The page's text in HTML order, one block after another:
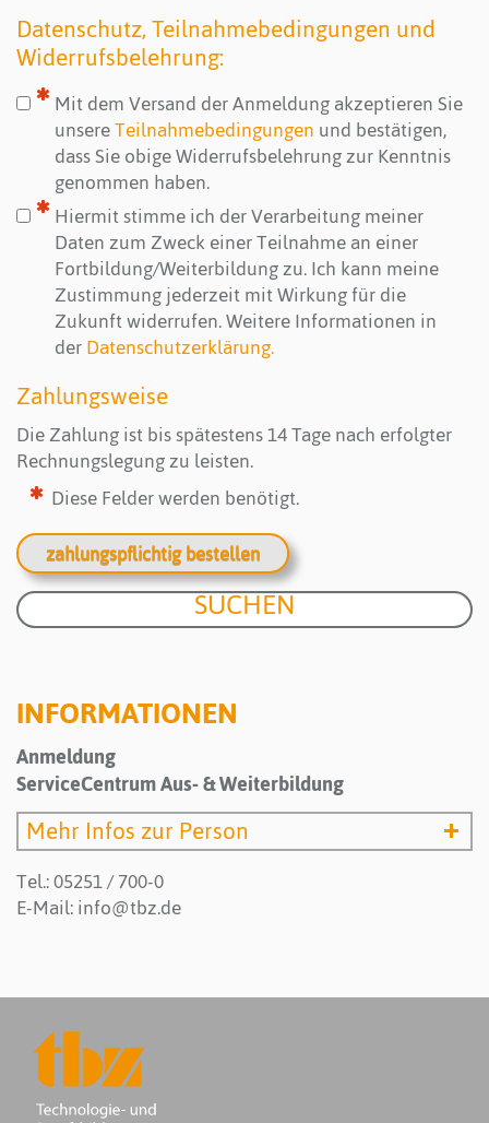
Datenschutz, Teilnahmebedingungen und
Widerrufsbelehrung:
Mit dem Versand der Anmeldung akzeptieren Sie
unsereTeilnahmebedingungenund bestätigen,
dass Sie obige Widerrufsbelehrung zur Kenntnis
genommen haben.
Hiermit stimme ich der Verarbeitung meiner
Daten zum Zweck einer Teilnahme an einer
Fortbildung/Weiterbildung zu. Ich kann meine
Zustimmung jederzeit mit Wirkung für die
Zukunft widerrufen. Weitere Informationen in
derDatenschutzerklärung.
Zahlungsweise
Die Zahlung ist bis spätestens 14 Tage nach erfolgter
Rechnungslegung zu leisten.
Diese Felder werden benötigt.
zahlungspflichtig bestellen
INFORMATIONEN
Anmeldung
ServiceCentrum Aus- & Weiterbildung
Mehr Infos zur Person
Tel.: 05251 / 700-0
E-Mail:info@tbz.de